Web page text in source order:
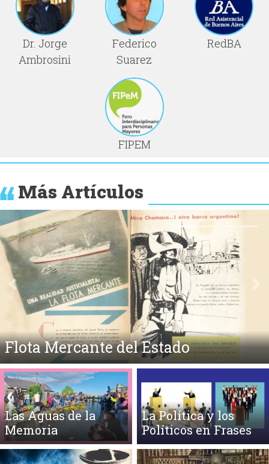
Dr. Jorge
Ambrosini
Federico
Suarez
RedBA
FIPEM
Más Artículos
Medicina y Lunfardo
Anterior
Las Aguas de la
Memoria
La Política y los
Políticos en Frases